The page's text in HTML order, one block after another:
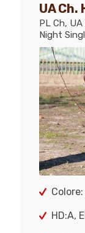
UA Ch.
PL Ch, UA
Night
HD:A,